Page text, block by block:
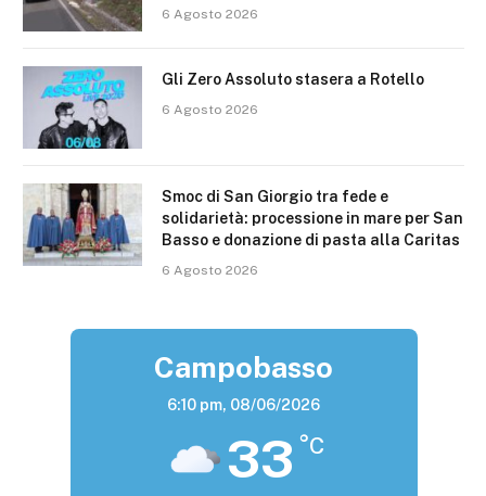
6 Agosto 2026
Gli Zero Assoluto stasera a Rotello
6 Agosto 2026
Smoc di San Giorgio tra fede e
solidarietà: processione in mare per San
Basso e donazione di pasta alla Caritas
6 Agosto 2026
Campobasso
6:10 pm, 08/06/2026
33 °C